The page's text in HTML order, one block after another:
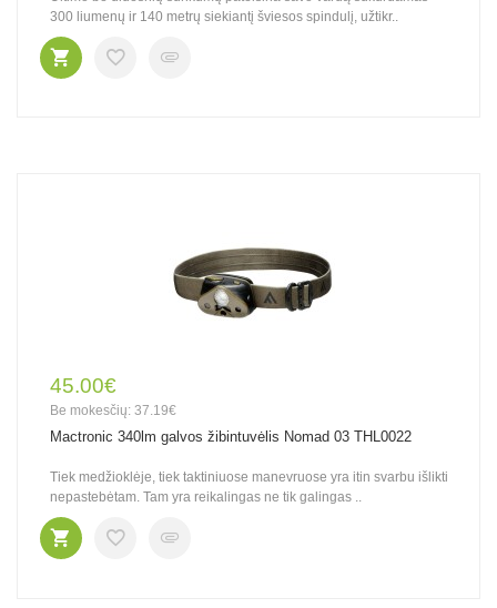
300 liumenų ir 140 metrų siekiantį šviesos spindulį, užtikr..
45.00€
Be mokesčių: 37.19€
Mactronic 340lm galvos žibintuvėlis Nomad 03 THL0022
Tiek medžioklėje, tiek taktiniuose manevruose yra itin svarbu išlikti
nepastebėtam. Tam yra reikalingas ne tik galingas ..